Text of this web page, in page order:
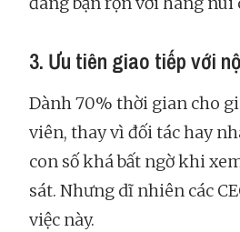
3. Ưu tiên giao tiếp với
Dành 70% thời gian cho
viên, thay vì đối tác hay
con số khá bất ngờ khi
sát. Nhưng dĩ nhiên các
việc này.